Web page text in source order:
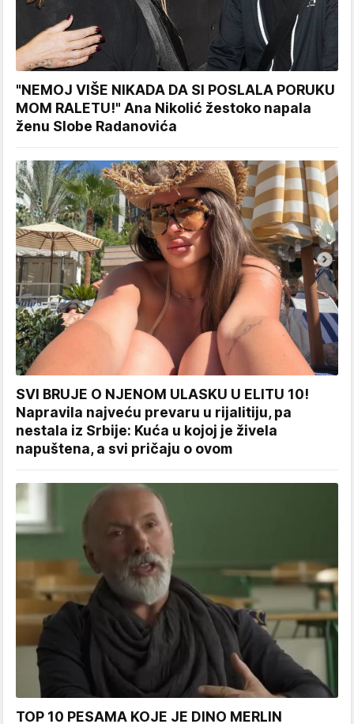
"NEMOJ VIŠE NIKADA DA SI POSLALA PORUKU
MOM RALETU!" Ana Nikolić žestoko napala
ženu Slobe Radanovića
SVI BRUJE O NJENOM ULASKU U ELITU 10!
Napravila najveću prevaru u rijalitiju, pa
nestala iz Srbije: Kuća u kojoj je živela
napuštena, a svi pričaju o ovom
TOP 10 PESAMA KOJE JE DINO MERLIN